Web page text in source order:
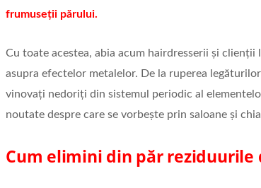
frumuseții părului.
Cu toate acestea, abia acum hairdresserii și
asupra efectelor metalelor. De la ruperea
vinovați nedoriți din sistemul periodic al
noutate despre care se vorbește prin saloane și
Cum elimini din păr reziduurile